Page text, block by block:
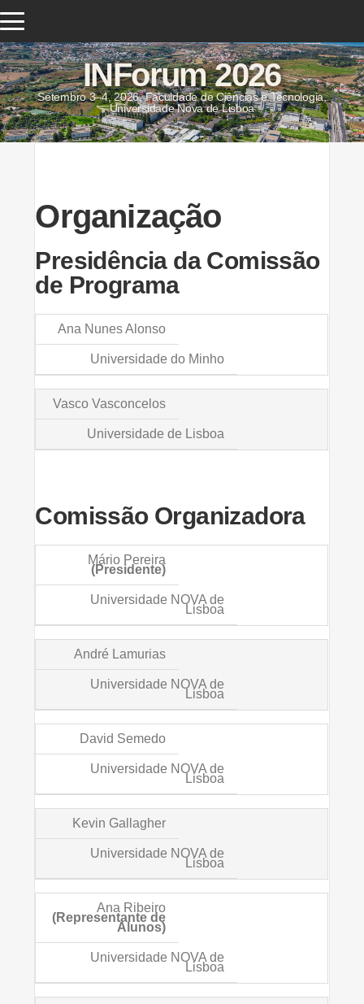
INForum 2026
Setembro 3–4, 2026, Faculdade de Ciências e Tecnologia,
Universidade Nova de Lisboa
Organização
Presidência da Comissão
de Programa
Ana Nunes Alonso
Universidade do Minho
Vasco Vasconcelos
Universidade de Lisboa
Comissão Organizadora
Mário Pereira
(Presidente)
Universidade NOVA de
Lisboa
André Lamurias
Universidade NOVA de
Lisboa
David Semedo
Universidade NOVA de
Lisboa
Kevin Gallagher
Universidade NOVA de
Lisboa
Ana Ribeiro
(Representante de
Alunos)
Universidade NOVA de
Lisboa